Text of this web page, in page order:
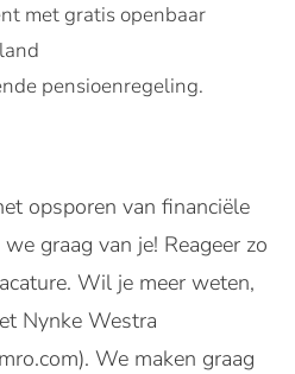
met gratis openbaar
pensioenregeling.
opsporen van financiële
graag van je! Reageer zo
Wil je meer weten,
Nynke Westra
We maken graag